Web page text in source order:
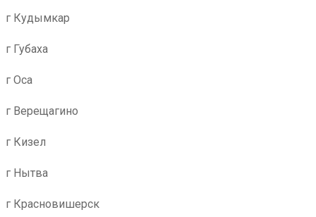
г Кудымкар
г Губаха
г Оса
г Верещагино
г Кизел
г Нытва
г Красновишерск